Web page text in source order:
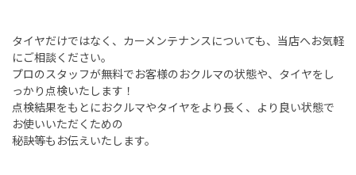
タイヤだけではなく、カーメンテナンスについても、当店へお気軽
にご相談ください。
プロのスタッフが無料でお客様のおクルマの状態や、タイヤをし
っかり点検いたします！
点検結果をもとにおクルマやタイヤをより長く、より良い状態で
お使いいただくための
秘訣等もお伝えいたします。